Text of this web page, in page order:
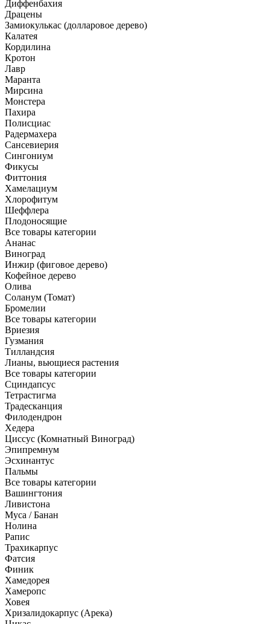
Диффенбахия
Драцены
Замиокулькас (долларовое дерево)
Калатея
Кордилина
Кротон
Лавр
Маранта
Мирсина
Монстера
Пахира
Полисциас
Радермахера
Сансевиерия
Сингониум
Фикусы
Фиттония
Хамелациум
Хлорофитум
Шеффлера
Плодоносящие
Все товары категории
Ананас
Виноград
Инжир (фиговое дерево)
Кофейное дерево
Олива
Соланум (Томат)
Бромелии
Все товары категории
Вриезия
Гузмания
Тилландсия
Лианы, вьющиеся растения
Все товары категории
Сциндапсус
Тетрастигма
Традесканция
Филодендрон
Хедера
Циссус (Комнатный Виноград)
Эпипремнум
Эсхинантус
Пальмы
Все товары категории
Вашингтония
Ливистона
Муса / Банан
Нолина
Рапис
Трахикарпус
Фатсия
Финик
Хамедорея
Хамеропс
Ховея
Хризалидокарпус (Арека)